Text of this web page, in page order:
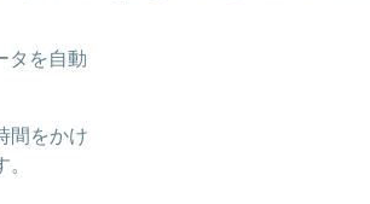
タを自動
間をかけ